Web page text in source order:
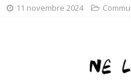
11 novembre 2024